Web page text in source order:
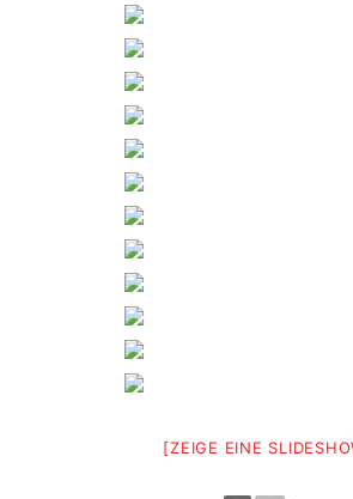
[ZEIGE EINE